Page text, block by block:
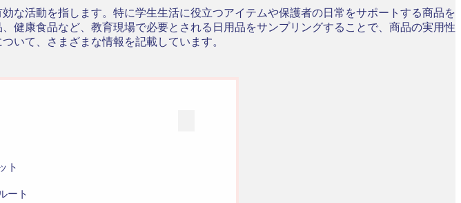
な活動を指します。特に学生生活に役立つアイテムや保護者の日常をサポートする商品を
健康食品など、教育現場で必要とされる日用品をサンプリングすることで、商品の実用性
いて、さまざまな情報を記載しています。
ト
ート